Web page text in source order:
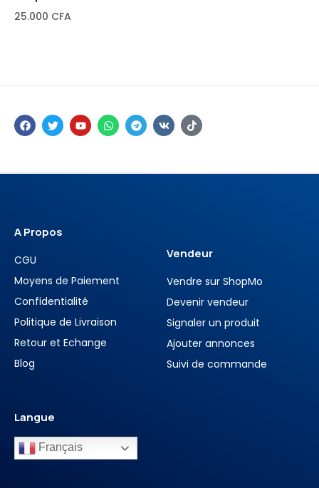
25.000 CFA
A Propos
CGU
Moyens de Paiement
Confidentialité
Politique de Livraison
Retour et Echange
Blog
Vendeur
Vendre sur ShopMo
Devenir vendeur
Signaler un produit
Ajouter annonces
Suivi de commande
Langue
Français